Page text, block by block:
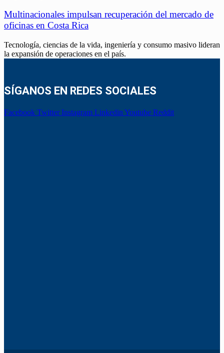
Multinacionales impulsan recuperación del mercado de
oficinas en Costa Rica
Tecnología, ciencias de la vida, ingeniería y consumo masivo lideran
la expansión de operaciones en el país.
SÍGANOS EN REDES SOCIALES
Facebook Twitter Instagram Linkedin Youtube Reddit